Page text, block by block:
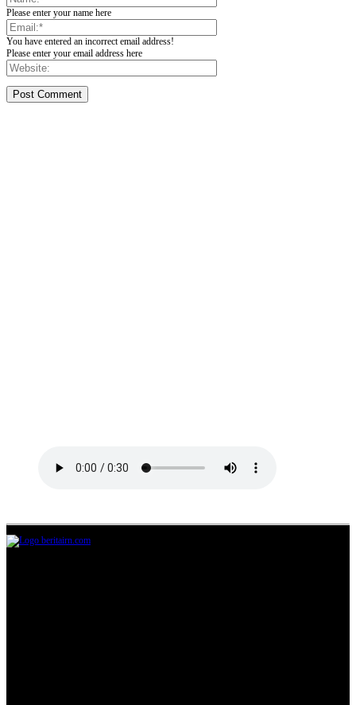
Please enter your name here
You have entered an incorrect email address!
Please enter your email address here